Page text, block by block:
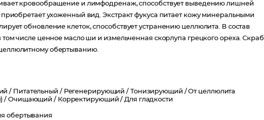
кровообращение и лимфодренаж, способствует выведению лишней
ухоженный вид. Экстракт фукуса питает кожу минеральными
обновление клеток, способствует устранению целлюлита. В состав
числе ценное масло ши и измельченная скорлупа грецкого ореха. Скраб
обертыванию.
/ Питательный / Регенерирующий / Тонизирующий /От целлюлита
/ Очищающий / Корректирующий /Для гладкости
обертывания